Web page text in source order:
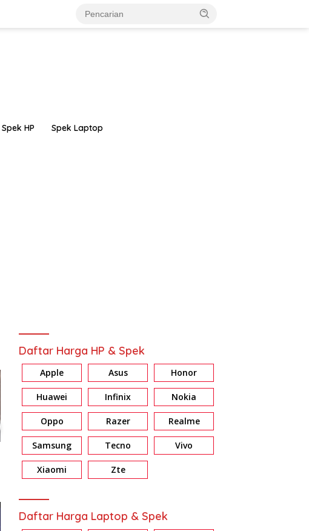
Spek HP Spek Laptop
Review HONOR X7d: Baterai &
Memori Jumbo, Harga Masuk
Review Galaxy A37 5G:
Daftar Harga HP & Spek
Apple Asus Honor
Huawei Infinix Nokia
Oppo Razer Realme
Samsung Tecno Vivo
Xiaomi Zte
Daftar Harga Laptop & Spek